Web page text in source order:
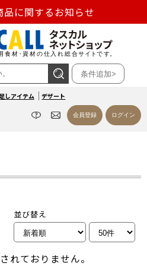
品に関するお知らせ
よる商品出荷停止のお知らせ
地震の影響によるお荷物のお
延について
条件追加>
しアイテム デザート
会員登録 ログイン
並び替え
れておりません。